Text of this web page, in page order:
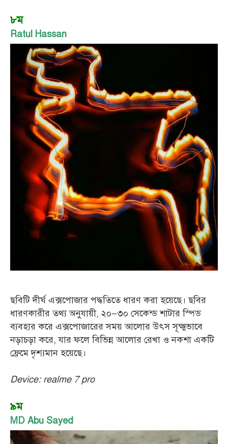
৮ম
Ratul Hassan
ছবিটি দীর্ঘ এক্সপোজার পদ্ধতিতে ধারণ করা হয়েছে। ছবির
ধারণকারীর তথ্য অনুযায়ী, ২০–৩০ সেকেন্ড শাটার স্পিড
ব্যবহার করে এক্সপোজারের সময় আলোর উৎস সূক্ষ্মভাবে
নড়াচড়া করে, যার ফলে বিভিন্ন আলোর রেখা ও নকশা একটি
ফ্রেমে দৃশ্যমান হয়েছে।
Device: realme 7 pro
৯ম
MD Abu Sayed